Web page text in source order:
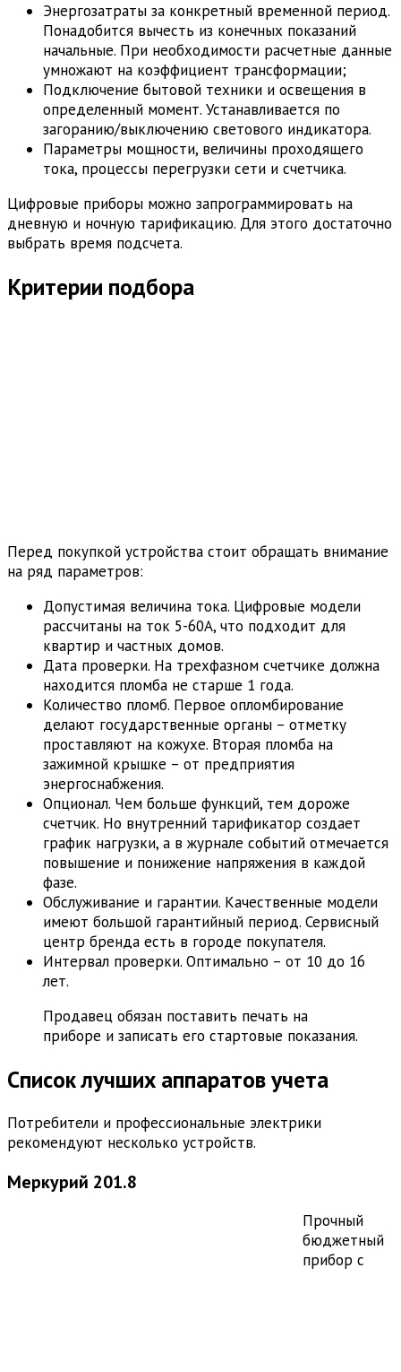
Энергозатраты за конкретный временной период.
Понадобится вычесть из конечных показаний
начальные. При необходимости расчетные данные
умножают на коэффициент трансформации;
Подключение бытовой техники и освещения в
определенный момент. Устанавливается по
загоранию/выключению светового индикатора.
Параметры мощности, величины проходящего
тока, процессы перегрузки сети и счетчика.
Цифровые приборы можно запрограммировать на
дневную и ночную тарификацию. Для этого достаточно
выбрать время подсчета.
Критерии подбора
Перед покупкой устройства стоит обращать внимание
на ряд параметров:
Допустимая величина тока. Цифровые модели
рассчитаны на ток 5-60А, что подходит для
квартир и частных домов.
Дата проверки. На трехфазном счетчике должна
находится пломба не старше 1 года.
Количество пломб. Первое опломбирование
делают государственные органы – отметку
проставляют на кожухе. Вторая пломба на
зажимной крышке – от предприятия
энергоснабжения.
Опционал. Чем больше функций, тем дороже
счетчик. Но внутренний тарификатор создает
график нагрузки, а в журнале событий отмечается
повышение и понижение напряжения в каждой
фазе.
Обслуживание и гарантии. Качественные модели
имеют большой гарантийный период. Сервисный
центр бренда есть в городе покупателя.
Интервал проверки. Оптимально – от 10 до 16
лет.
Продавец обязан поставить печать на
приборе и записать его стартовые показания.
Список лучших аппаратов учета
Потребители и профессиональные электрики
рекомендуют несколько устройств.
Меркурий 201.8
Прочный
бюджетный
прибор с